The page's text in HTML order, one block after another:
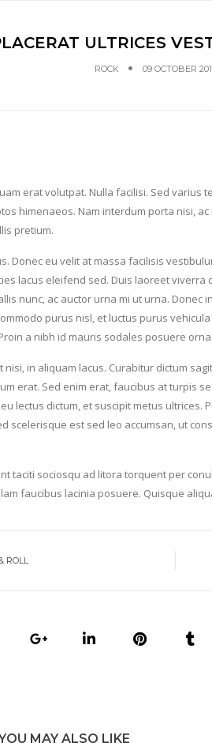
ULTRICES
ROCK 09 OCTOBER
erat volutpat. Nulla facilisi. Sed varius
himenaeos. Nam interdum porta nisi,
pretium.
Donec eu velit at massa facilisis
lacus eleifend sed. Duis laoreet
nunc, ac auctor urna mi ut urna. Donec
purus nisl, et luctus purus
a nibh id mauris sodales posuere
in aliquam lacus. Curabitur dictum
erat. Sed enim erat, faucibus at turpis
lectus dictum, et suscipit metus ultrices.
scelerisque est sed leo accumsan, ut
taciti sociosqu ad litora torquent per
faucibus lacinia posuere. Quisque
ROLL
MAY ALSO LIKE